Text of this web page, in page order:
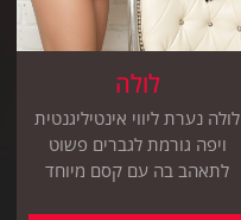
לולה
לולה נערת ליווי אינטיליגנטית
ויפה גורמת לגברים פשוט
לתאהב בה עם קסם מיוחד